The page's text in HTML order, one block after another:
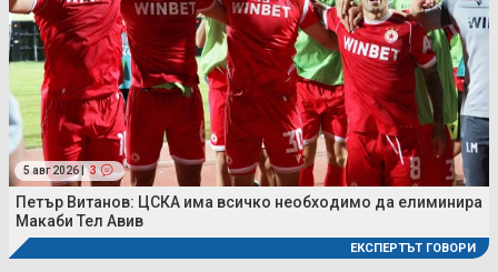
5 авг 2026 | 3
Петър Витанов: ЦСКА има всичко необходимо да елиминира
Макаби Тел Авив
ЕКСПЕРТЪТ ГОВОРИ